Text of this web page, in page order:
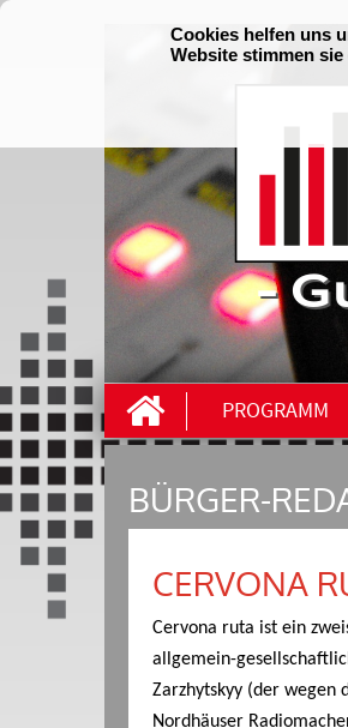
-
PROGRAMM
BÜRGER-
CERVONA
Cervona ruta ist ein
allgemein-
Zarzhytskyy (der wegen
Nordhäuser